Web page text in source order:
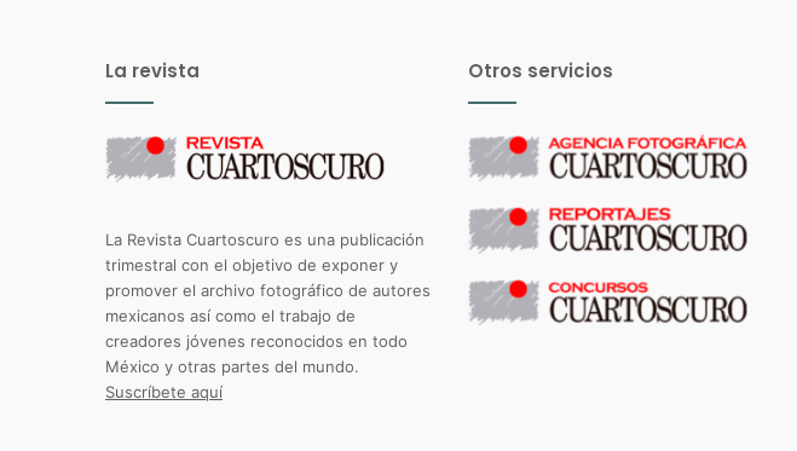
La revista
La Revista Cuartoscuro es una publicación
trimestral con el objetivo de exponer y
promover el archivo fotográfico de autores
mexicanos así como el trabajo de
creadores jóvenes reconocidos en todo
México y otras partes del mundo.
Suscríbete aquí
Otros servicios